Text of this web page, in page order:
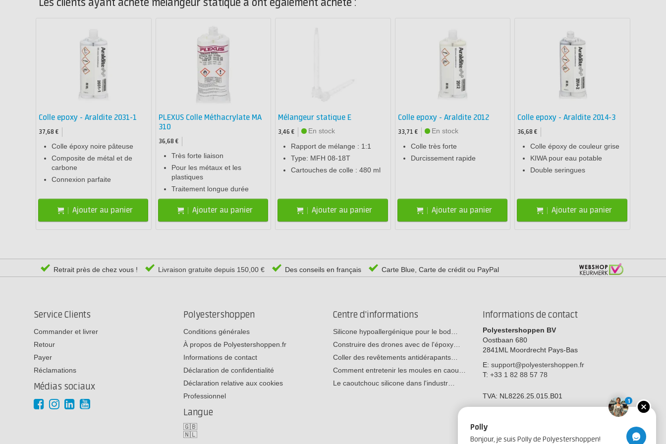
Les clients ayant acheté mélangeur statique a ont également acheté :
Colle epoxy - Araldite 2031-1
37,68 €
Colle époxy noire pâteuse
Composite de métal et de
carbone
Connexion parfaite
Ajouter au panier
PLEXUS Colle Méthacrylate MA
310
36,68 €
Très forte liaison
Pour les métaux et les
plastiques
Traitement longue durée
Ajouter au panier
Mélangeur statique E
3,46 €
En stock
Rapport de mélange : 1:1
Type: MFH 08-18T
Cartouches de colle : 480 ml
Ajouter au panier
Colle epoxy - Araldite 2012
33,71 €
En stock
Colle très forte
Durcissement rapide
Ajouter au panier
Colle epoxy - Araldite 2014-3
36,68 €
Colle époxy de couleur grise
KIWA pour eau potable
Double seringues
Ajouter au panier
Retrait près de chez vous ! Livraison gratuite depuis 150,00 € Des conseils en français Carte Blue, Carte de crédit ou PayPal
Service Clients
Commander et livrer
Retour
Payer
Réclamations
Médias sociaux
Polyestershoppen
Conditions générales
À propos de Polyestershoppen.fr
Informations de contact
Déclaration de confidentialité
Déclaration relative aux cookies
Professionnel
Langue
🇬🇧
🇳🇱
Centre d'informations
Silicone hypoallergénique pour le bod…
Construire des drones avec de l'époxy…
Coller des revêtements antidérapants…
Comment entretenir les moules en caou…
Le caoutchouc silicone dans l'industr…
Informations de contact
Polyestershoppen BV
Oostbaan 680
2841ML Moordrecht Pays-Bas
E: support@polyestershoppen.fr
T: +33 1 82 88 57 78
TVA: NL8226.25.015.B01
1
Polly
Bonjour, je suis Polly de Polyestershoppen!